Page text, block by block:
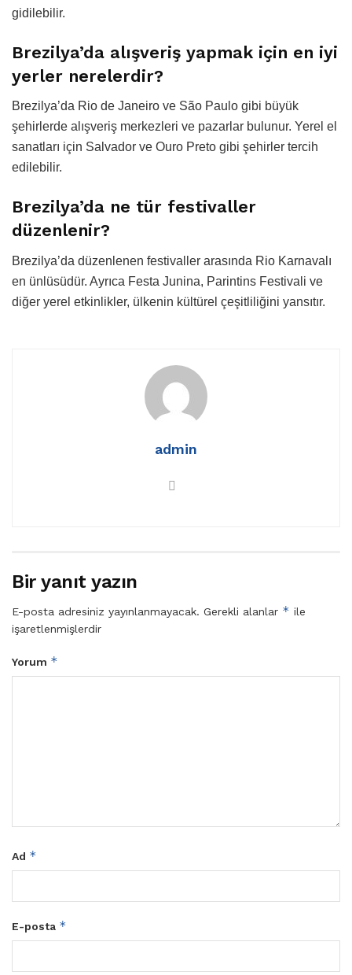
gidilebilir.
Brezilya’da alışveriş yapmak için en iyi
yerler nerelerdir?
Brezilya’da Rio de Janeiro ve São Paulo gibi büyük
şehirlerde alışveriş merkezleri ve pazarlar bulunur. Yerel el
sanatları için Salvador ve Ouro Preto gibi şehirler tercih
edilebilir.
Brezilya’da ne tür festivaller
düzenlenir?
Brezilya’da düzenlenen festivaller arasında Rio Karnavalı
en ünlüsüdür. Ayrıca Festa Junina, Parintins Festivali ve
diğer yerel etkinlikler, ülkenin kültürel çeşitliliğini yansıtır.
admin
Bir yanıt yazın
E-posta adresiniz yayınlanmayacak. Gerekli alanlar * ile
işaretlenmişlerdir
Yorum *
Ad *
E-posta *